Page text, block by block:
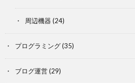
周辺機器 (24)
プログラミング(35)
ブログ運営(29)